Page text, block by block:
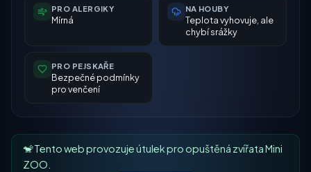
PRO ALERGIKY
Mírná
NA HOUBY
Teplota vyhovuje, ale
chybí srážky
PRO PEJSKAŘE
Bezpečné podmínky
pro venčení
🐒 Tento web provozuje útulek pro opuštěná zvířata Mini
ZOO.